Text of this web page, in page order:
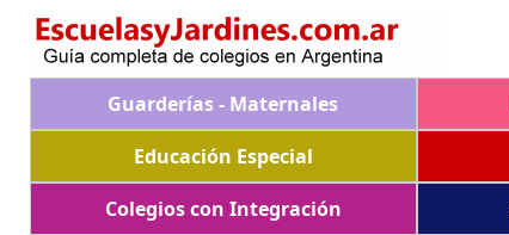
Guarderías - Maternales
Educación Especial
Colegios con Integración